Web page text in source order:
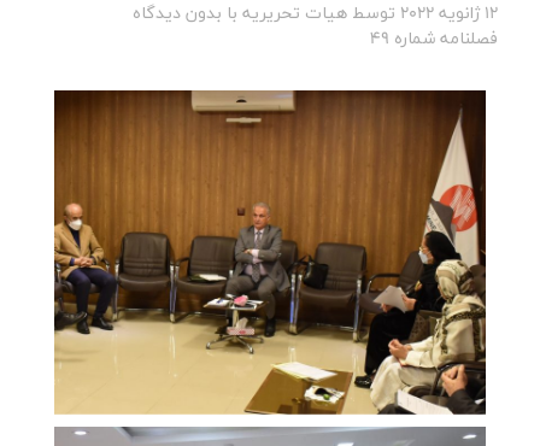
12 ژانویه 2022 توسط هیات تحریریه با بدون دیدگاه
فصلنامه شماره 49